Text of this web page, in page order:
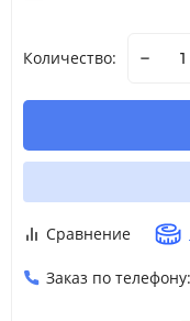
Количество:
Сравнение
Заказ по телефону: